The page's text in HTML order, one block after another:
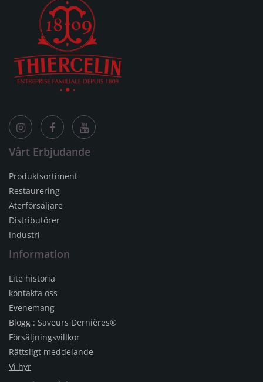
Vårt Erbjudande
Produktsortiment
Restaurering
Återförsäljare
Distributörer
Industri
Information
Lite historia
kontakta oss
Evenemang
Blogg : Saveurs Dernières®
Försäljningsvillkor
Rättsligt meddelande
Vi hyr